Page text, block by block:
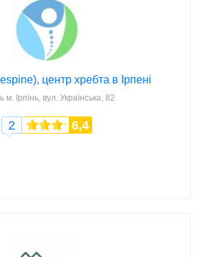
центр хребта в Ірпені
м. Ірпінь, вул. Українська, 82
2 6,4